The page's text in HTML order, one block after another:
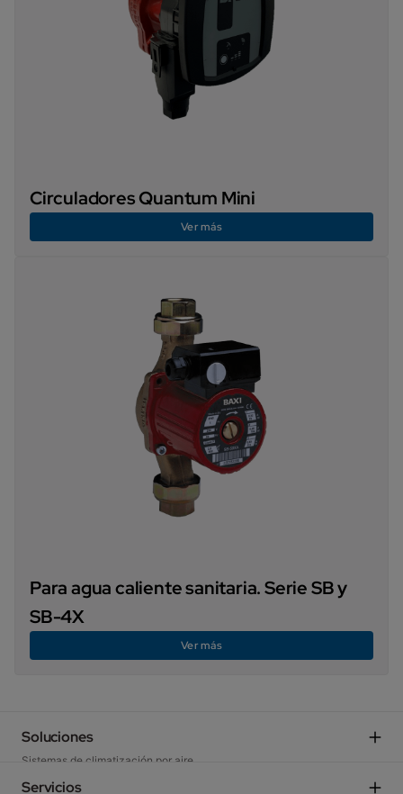
Circuladores Quantum Mini
Ver más
Para agua caliente sanitaria. Serie SB y
SB-4X
Ver más
Soluciones
Sistemas de climatización por aire
Sistemas para bucle energético
Servicios